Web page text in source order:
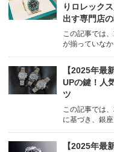
りロレック
出す専門店
この記事では
が揃っていな
トを徹底解説
うに「訳あり
【2025年最
UPの鍵！人
ツ
この記事では
に基づき、銀
ォッチニアン
【2025年最